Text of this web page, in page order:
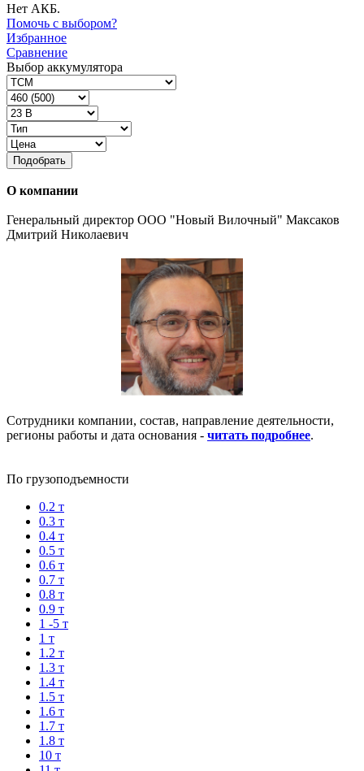
Нет АКБ.
Помочь с выбором?
Избранное
Сравнение
Выбор аккумулятора
Подобрать
О компании
Генеральный директор ООО "Новый Вилочный" Максаков
Дмитрий Николаевич
Сотрудники компании, состав, направление деятельности,
регионы работы и дата основания - читать подробнее.
По грузоподъемности
0.2 т
0.3 т
0.4 т
0.5 т
0.6 т
0.7 т
0.8 т
0.9 т
1 -5 т
1 т
1.2 т
1.3 т
1.4 т
1.5 т
1.6 т
1.7 т
1.8 т
10 т